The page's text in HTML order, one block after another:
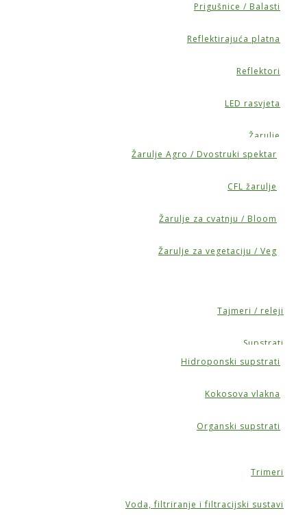
Prigušnice / Balasti
Reflektirajuća platna
Reflektori
LED rasvjeta
Žarulje
Žarulje Agro / Dvostruki spektar
CFL žarulje
Žarulje za cvatnju / Bloom
Žarulje za vegetaciju / Veg
Tajmeri / releji
Supstrati
Hidroponski supstrati
Kokosova vlakna
Organski supstrati
Trimeri
Voda, filtriranje i filtracijski sustavi